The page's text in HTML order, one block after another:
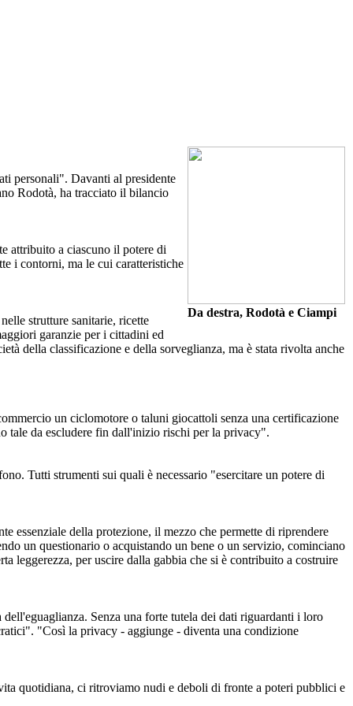
Da destra, Rodotà e Ciampi
personali". Davanti al presidente
Rodotà, ha tracciato il bilancio
attribuito a ciascuno il potere di
i contorni, ma le cui caratteristiche
strutture sanitarie, ricette
garanzie per i cittadini ed
della classificazione e della sorveglianza, ma è stata rivolta anche
un ciclomotore o taluni giocattoli senza una certificazione
tale da escludere fin dall'inizio rischi per la privacy".
Tutti strumenti sui quali è necessario "esercitare un potere di
essenziale della protezione, il mezzo che permette di riprendere
un questionario o acquistando un bene o un servizio, cominciano
leggerezza, per uscire dalla gabbia che si è contribuito a costruire
Senza una forte tutela dei dati riguardanti i loro
"Così la privacy - aggiunge - diventa una condizione
quotidiana, ci ritroviamo nudi e deboli di fronte a poteri pubblici e